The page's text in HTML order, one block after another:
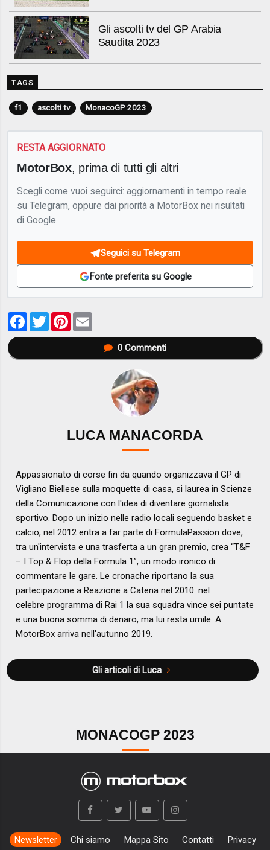
Gli ascolti tv del GP Arabia
Saudita 2023
TAGS
f1 ascolti tv MonacoGP 2023
RESTA AGGIORNATO
MotorBox, prima di tutti gli altri
Scegli come vuoi seguirci: aggiornamenti in tempo reale
su Telegram, oppure dai priorità a MotorBox nei risultati
di Google.
Seguici su Telegram
Fonte preferita su Google
Facebook
TwitterPinterest
0Commenti
LUCA MANACORDA
Appassionato di corse fin da quando organizzava il GP di
Vigliano Biellese sulla moquette di casa, si laurea in Scienze
della Comunicazione con l'idea di diventare giornalista
sportivo. Dopo un inizio nelle radio locali seguendo basket e
calcio, nel 2012 entra a far parte di FormulaPassion dove,
tra un'intervista e una trasferta a un gran premio, crea “T&F
– I Top & Flop della Formula 1”, un modo ironico di
commentare le gare. Le cronache riportano la sua
partecipazione a Reazione a Catena nel 2010: nel
celebre programma di Rai 1 la sua squadra vince sei puntate
e una buona somma di denaro, ma lui resta umile. A
MotorBox arriva nell'autunno 2019.
Gli articoli di Luca
MONACOGP 2023
Newsletter Chi siamo Mappa Sito Contatti Privacy